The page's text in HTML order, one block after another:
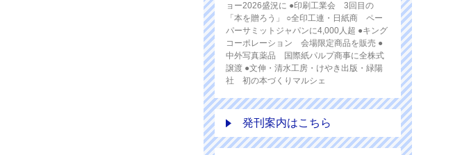
ョー2026盛況に ●印刷工業会 3回目の
「本を贈ろう」 ○全印工連・日紙商 ペー
パーサミットジャパンに4,000人超 ●キング
コーポレーション 会場限定商品を販売 ●
中外写真薬品 国際紙パルプ商事に全株式
譲渡 ●文伸・清水工房・けやき出版・緑陽
社 初の本づくりマルシェ
発刊案内はこちら